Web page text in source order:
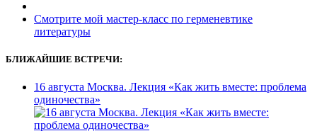
Смотрите мой мастер-класс по герменевтике
литературы
БЛИЖАЙШИЕ ВСТРЕЧИ:
16 августа Москва. Лекция «Как жить вместе: проблема
одиночества»